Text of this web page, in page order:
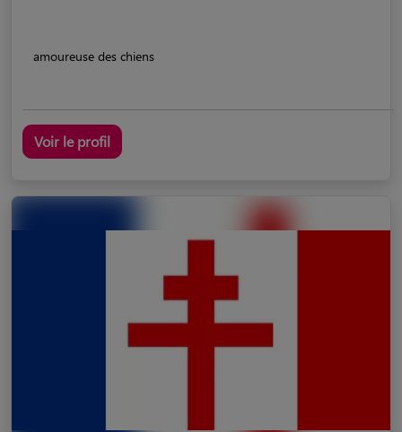
amoureuse des chiens
Voir le profil